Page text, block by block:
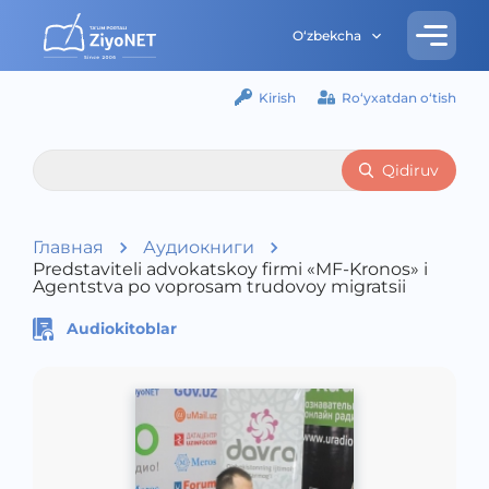
O‘zbekcha
Kirish Ro‘yxatdan o‘tish
Qidiruv
Главная
Аудиокниги
Predstaviteli advokatskoy firmi «MF-Kronos» i
Agentstva po voprosam trudovoy migratsii
Audiokitoblar